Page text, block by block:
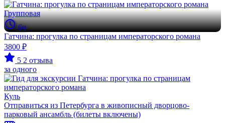
Групповая
6ч
Гатчина: прогулка по страницам императорского романа
3800 ₽
5 2 отзыва
за одного
Куль
Отправиться из Петербурга в живописный дворцово-
парковый ансамбль (билеты включены)